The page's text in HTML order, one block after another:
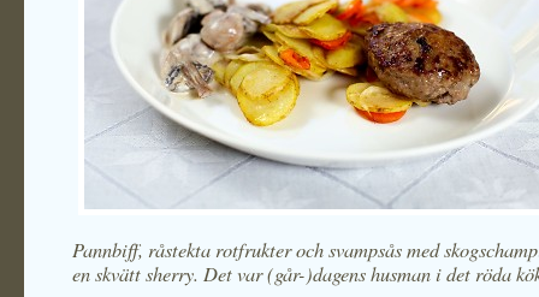
Pannbiff, råstekta rotfrukter och svampsås med
en skvätt sherry. Det var (går-)dagens husman i det röda